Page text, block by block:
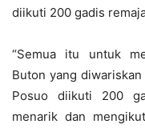
diikuti 200 gadis
“Semua itu untuk
Buton yang
Posuo diikuti 200
menarik dan